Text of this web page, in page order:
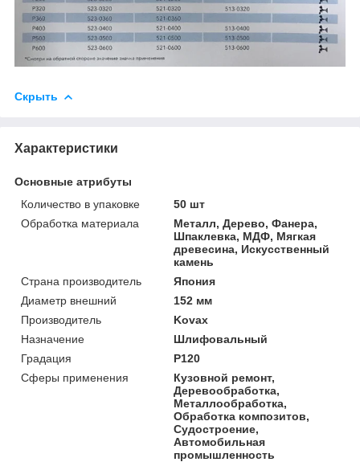
Скрыть
Характеристики
Основные атрибуты
Количество в упаковке
50 шт
Обработка материала
Металл, Дерево, Фанера,
Шпаклевка, МДФ, Мягкая
древесина, Искусственный
камень
Страна производитель
Япония
Диаметр внешний
152 мм
Производитель
Kovax
Назначение
Шлифовальный
Градация
P120
Сферы применения
Кузовной ремонт,
Деревообработка,
Металлообработка,
Обработка композитов,
Судостроение,
Автомобильная
промышленность